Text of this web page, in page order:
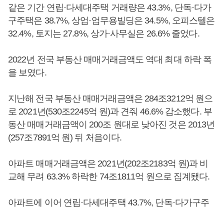
같은 기간 연립·다세대주택 거래량은 43.3%, 단독·다가
구주택은 38.7%, 상업·업무용빌딩은 34.5%, 오피스텔은
32.4%, 토지는 27.8%, 상가·사무실은 26.6% 줄었다.
2022년 전국 부동산 매매거래금액도 역대 최대 하락 폭
을 보였다.
지난해 전국 부동산 매매거래금액은 284조3212억 원으
로 2021년(530조2245억 원)과 견줘 46.6% 감소했다. 부
동산 매매거래금액이 200조 원대로 낮아진 것은 2013년
(257조7891억 원) 뒤 처음이다.
아파트 매매거래금액은 2021년(202조2183억 원)과 비
교해 무려 63.3% 하락한 74조1811억 원으로 집계됐다.
아파트에 이어 연립·다세대주택 43.7%, 단독·다가구주